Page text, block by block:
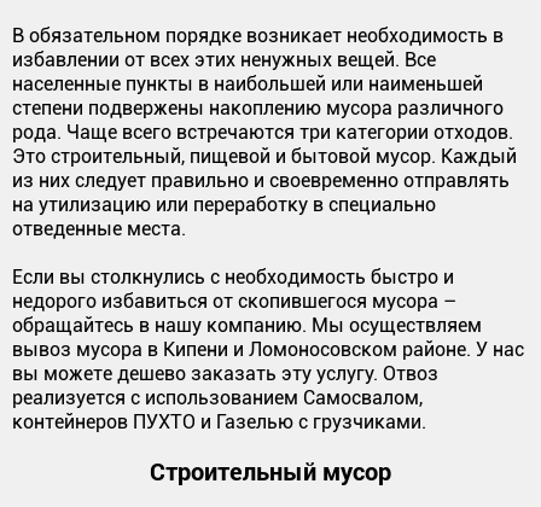
В обязательном порядке возникает необходимость в
избавлении от всех этих ненужных вещей. Все
населенные пункты в наибольшей или наименьшей
степени подвержены накоплению мусора различного
рода. Чаще всего встречаются три категории отходов.
Это строительный, пищевой и бытовой мусор. Каждый
из них следует правильно и своевременно отправлять
на утилизацию или переработку в специально
отведенные места.
Если вы столкнулись с необходимость быстро и
недорого избавиться от скопившегося мусора –
обращайтесь в нашу компанию. Мы осуществляем
вывоз мусора в Кипени и Ломоносовском районе. У нас
вы можете дешево заказать эту услугу. Отвоз
реализуется с использованием Самосвалом,
контейнеров ПУХТО и Газелью с грузчиками.
Строительный мусор